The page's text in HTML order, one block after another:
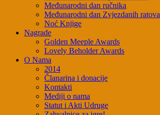
Međunarodni dan ručnika
Međunarodni dan Zvjezdanih ratova
Noć Knjige
Nagrade
Golden Meeple Awards
Lovely Beholder Awards
O Nama
2014
Članarina i donacije
Kontakti
Mediji o nama
Statut i Akti Udruge